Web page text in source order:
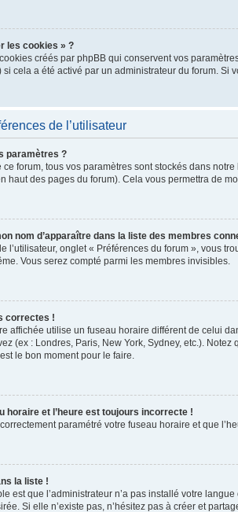
les cookies » ?
créés par phpBB qui conservent vos
cela a été activé par un administrateur du forum.
de l’utilisateur
paramètres ?
forum, tous vos paramètres sont stockés dans
haut des pages du forum). Cela vous permettra de
nom d’apparaître dans la liste des membres
l’utilisateur, onglet « Préférences du forum », vous
Vous serez compté parmi les membres invisibles.
correctes !
affichée utilise un fuseau horaire différent de celui
(ex : Londres, Paris, New York, Sydney, etc.).
le bon moment pour le faire.
horaire et l’heure est toujours incorrecte !
paramétré votre fuseau horaire et que
la liste !
est que l’administrateur n’a pas installé votre
Si elle n’existe pas, n’hésitez pas à créer et